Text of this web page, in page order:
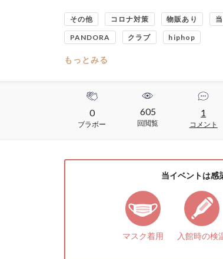
その他 コロナ対策 物販あり
PANDORA クラブ hiphop
もっとみる
0
ブラボー
605
回閲覧
1
コメント
当イベントは感
マスク着用 入館時の検